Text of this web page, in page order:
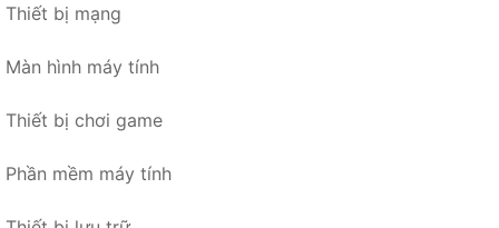
Thiết bị mạng
Màn hình máy tính
Thiết bị chơi game
Phần mềm máy tính